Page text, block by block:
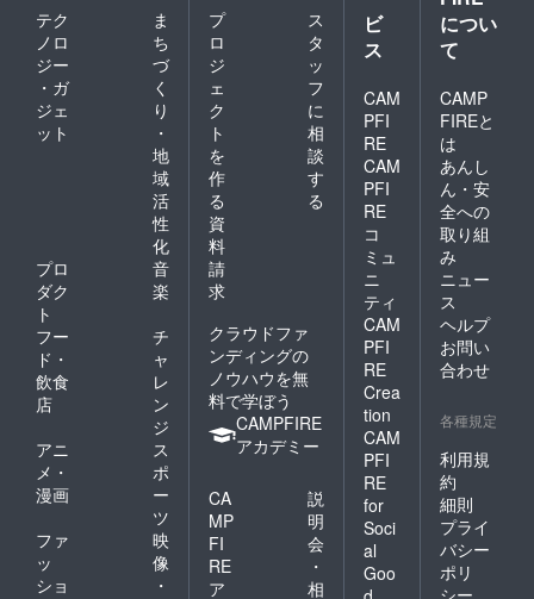
テク
ノロ
ジー
・ガ
ジェ
ット
ま
ち
づ
く
り
・
地
域
活
性
化
プロ
ダク
ト
音
楽
フー
ド・
飲食
店
チ
ャ
レ
ン
ジ
アニ
メ・
漫画
ス
ポ
ー
ツ
ファ
ッ
ショ
映
像
・
プ
ロ
ジ
ェ
ク
ト
を
作
る
ス
タ
ッ
フ
に
相
談
す
る
資
料
請
求
クラウドファ
ンディングの
ノウハウを無
料で学ぼう
CAMPFIRE
アカデミー
CA
MP
FI
RE
ア
説
明
会
・
相
ビ
ス
CAM
PFI
RE
CAM
PFI
RE
コ
ミュ
ニ
ティ
CAM
PFI
RE
Crea
tion
CAM
PFI
RE
for
Soci
al
Goo
につい
て
CAMP
FIREと
は
あんし
ん・安
全への
取り組
み
ニュー
ス
ヘルプ
お問い
合わせ
各種規定
利用規
約
細則
プライ
バシー
ポリ